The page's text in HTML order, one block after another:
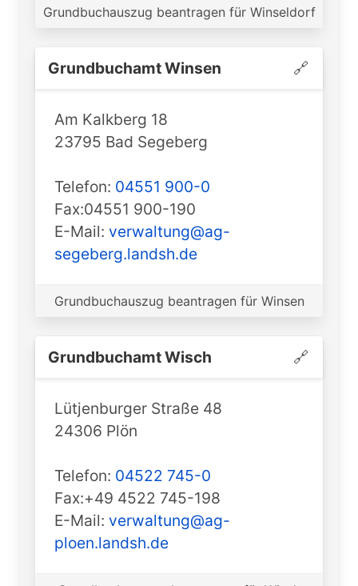
Grundbuchauszug beantragen für Winseldorf
Grundbuchamt ️Winsen 🔗
Am Kalkberg 18
23795 Bad Segeberg
Telefon: 04551 900-0
Fax:04551 900-190
E-Mail: verwaltung@ag-
segeberg.landsh.de
Grundbuchauszug beantragen für Winsen
Grundbuchamt ️Wisch 🔗
Lütjenburger Straße 48
24306 Plön
Telefon: 04522 745-0
Fax:+49 4522 745-198
E-Mail: verwaltung@ag-
ploen.landsh.de